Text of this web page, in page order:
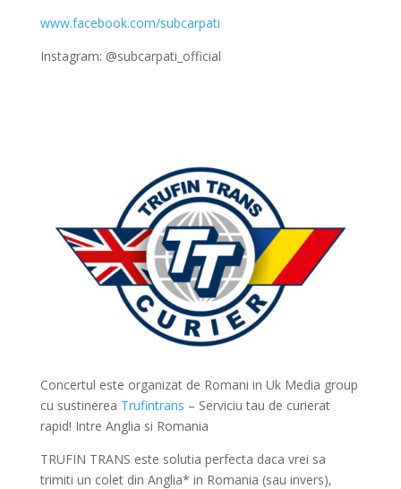
www.facebook.com/subcarpati
Instagram: @subcarpati_official
Concertul este organizat de Romani in Uk Media group
cu sustinerea Trufintrans – Serviciu tau de curierat
rapid! Intre Anglia si Romania
TRUFIN TRANS este solutia perfecta daca vrei sa
trimiti un colet din Anglia* in Romania (sau invers),